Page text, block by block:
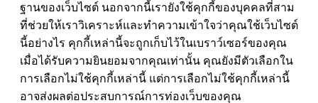
ฐานของเว็บไซต์ นอกจากนี้เรายังใช้คุกกี้ของบุคคลที่สาม
ที่ช่วยให้เราวิเคราะห์และทำความเข้าใจว่าคุณใช้เว็บไซต์
นี้อย่างไร คุกกี้เหล่านี้จะถูกเก็บไว้ในเบราว์เซอร์ของคุณ
เมื่อได้รับความยินยอมจากคุณเท่านั้น คุณยังมีตัวเลือกใน
การเลือกไม่ใช้คุกกี้เหล่านี้ แต่การเลือกไม่ใช้คุกกี้เหล่านี้
อาจส่งผลต่อประสบการณ์การท่องเว็บของคุณ